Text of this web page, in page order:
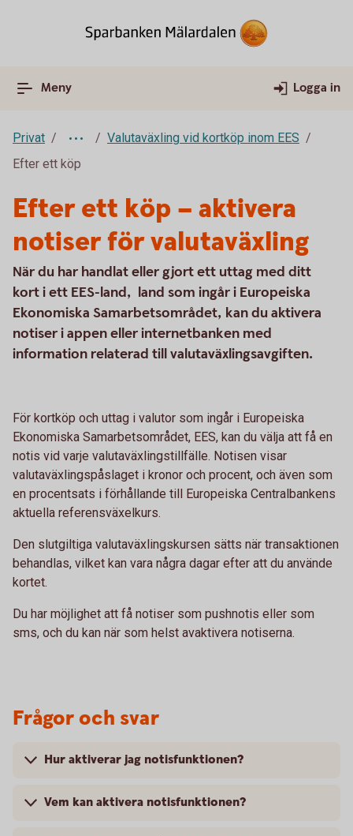
Meny Logga in
Privat
Valutaväxling vid kortköp inom EES
Efter ett köp
Efter ett köp – aktivera
notiser för valutaväxling
När du har handlat eller gjort ett uttag med ditt
kort i ett EES-land, land som ingår i Europeiska
Ekonomiska Samarbetsområdet, kan du aktivera
notiser i appen eller internetbanken med
information relaterad till valutaväxlingsavgiften.
För kortköp och uttag i valutor som ingår i Europeiska
Ekonomiska Samarbetsområdet, EES, kan du välja att få en
notis vid varje valutaväxlingstillfälle. Notisen visar
valutaväxlingspåslaget i kronor och procent, och även som
en procentsats i förhållande till Europeiska Centralbankens
aktuella referensväxelkurs.
Den slutgiltiga valutaväxlingskursen sätts när transaktionen
behandlas, vilket kan vara några dagar efter att du använde
kortet.
Du har möjlighet att få notiser som pushnotis eller som
sms, och du kan när som helst avaktivera notiserna.
Frågor och svar
Hur aktiverar jag notisfunktionen?
Vem kan aktivera notisfunktionen?